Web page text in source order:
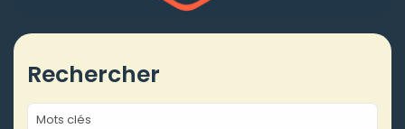
Rechercher
Mots clés